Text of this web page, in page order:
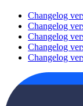
Changelog
Changelog
Changelog
Changelog
Changelog